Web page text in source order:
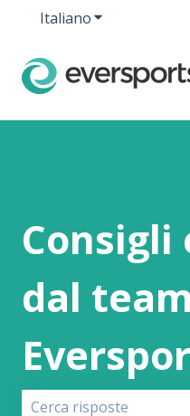
ItalianoMostra
Consigli
dal